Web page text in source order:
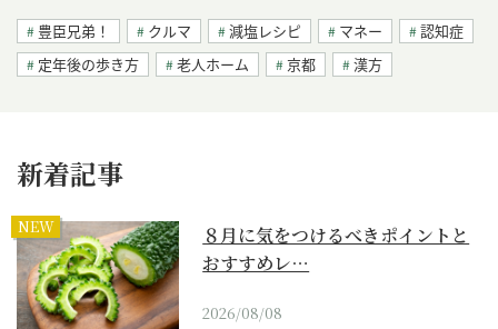
豊臣兄弟！ クルマ 減塩レシピ マネー
認知症
定年後の歩き方
老人ホーム 京都 漢方
新着記事
NEW
８月に気をつけるべきポイントと
おすすめレ…
2026/08/08